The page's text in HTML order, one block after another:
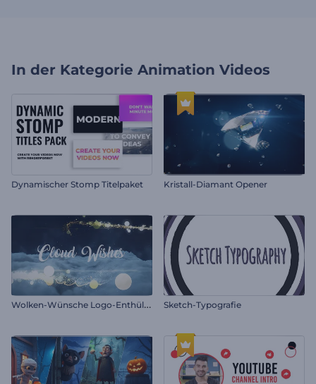
In der Kategorie Animation Videos
Dynamischer Stomp Titelpaket Kristall-Diamant Opener
W
olken-Wünsche Logo-Enthüllung Sketch-Typografie